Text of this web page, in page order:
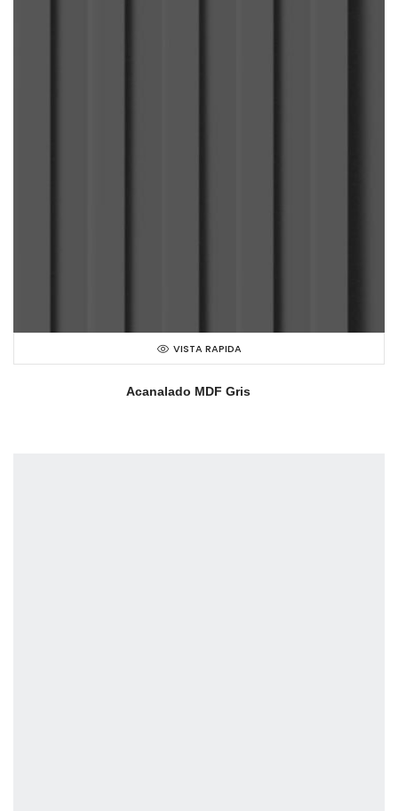
VISTA RAPIDA
Acanalado MDF Gris